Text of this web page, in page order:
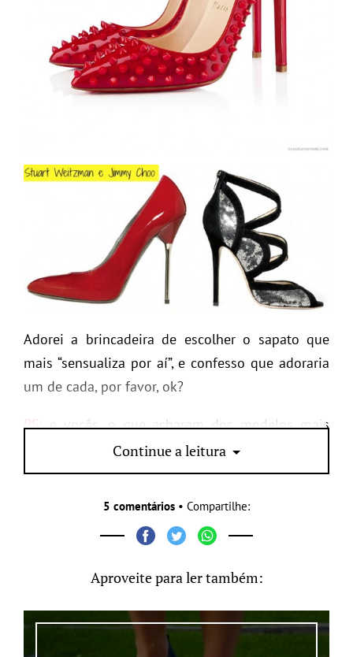
Adorei a brincadeira de escolher o sapato que
mais “sensualiza por aí”, e confesso que adoraria
um de cada, por favor, ok?
PS:e vocês, o que acharam dos modelos mais
sexys do ano? Concordam?
Continue a leitura
5 comentários • Compartilhe:
Aproveite para ler também: